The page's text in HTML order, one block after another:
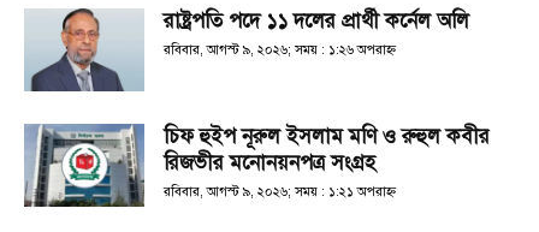
রাষ্ট্রপতি পদে ১১ দলের প্রার্থী কর্নেল অলি
রবিবার, আগস্ট ৯, ২০২৬; সময় : ১:২৬ অপরাহ্ণ
চিফ হুইপ নূরুল ইসলাম মণি ও রুহুল কবীর
রিজভীর মনোনয়নপত্র সংগ্রহ
রবিবার, আগস্ট ৯, ২০২৬; সময় : ১:২১ অপরাহ্ণ